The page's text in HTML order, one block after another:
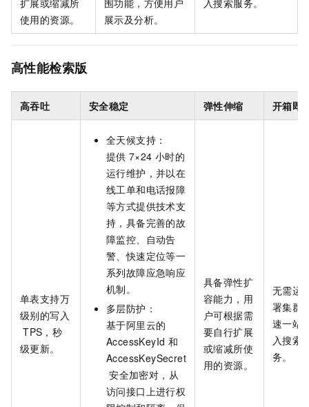
扩展或缩减所
使用的资源。
围功能，方便用户
展示及分析。
入搜索服务。
高性能检索版
高吞吐 安全稳定 弹性伸缩 开箱即
单表支持万
级别的写入
TPS，秒
级更新。
全天候支持：
提供 7×24 小时的
运行维护，并以在
线工单和电话报障
等方式提供技术支
持，具备完善的故
障监控、自动告
警、快速定位等一
系列故障应急响应
机制。
多层防护：
基于阿里云的
AccessKeyId 和
AccessKeySecret
安全加密对，从
访问接口上进行权
具备弹性扩
容能力，用
户可根据需
要自行扩展
或缩减所使
用的资源。
无需运
署集群
速一站
入搜索
务。